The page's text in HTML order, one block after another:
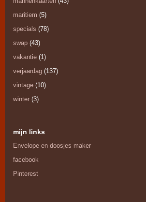
maritiem (5)
specials (78)
swap (43)
vakantie (1)
verjaardag (137)
vintage (10)
winter (3)
mijn links
Envelope en doosjes maker
facebook
Pinterest